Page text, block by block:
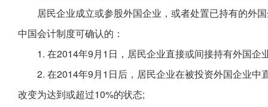
居民企业成立或参股外国企业，或者处置已持有的外
中国会计制度可确认的：
1. 在2014年9月1日，居民企业直接或间接持有外国企
2. 在2014年9月1日后，居民企业在被投资外国企业
改变为达到或超过10%的状态;